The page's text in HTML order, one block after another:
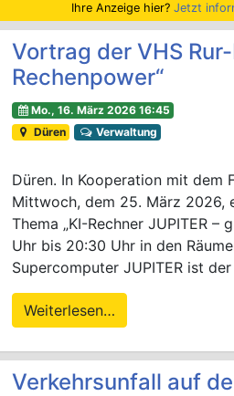
Ihre Anzeige hier? Jetzt
Vortrag der VHS
Rechenpower“
Mo., 16. März 2026 16:45
Düren
Verwaltung
Düren. In Kooperation mit dem
Mittwoch, dem 25. März 2026,
Thema „KI-Rechner JUPITER
Uhr bis 20:30 Uhr in den
Supercomputer JUPITER ist
Weiterlesen…
Verkehrsunfall auf